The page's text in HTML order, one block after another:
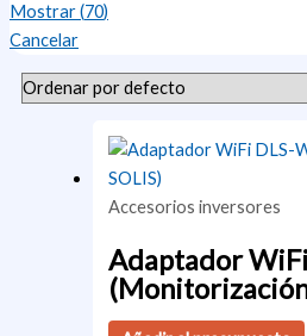
Mostrar(70)
Cancelar
Accesorios inversores
Adaptador